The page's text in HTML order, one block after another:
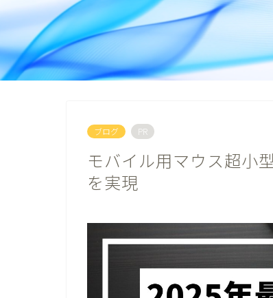
ブログ PR
モバイル用マウス超小
を実現